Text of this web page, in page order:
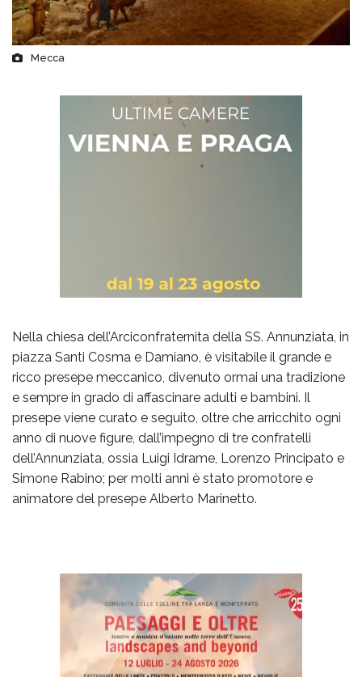
Mecca
Nella chiesa dell’Arciconfraternita della SS. Annunziata, in
piazza Santi Cosma e Damiano, è visitabile il grande e
ricco presepe meccanico, divenuto ormai una tradizione
e sempre in grado di affascinare adulti e bambini. Il
presepe viene curato e seguito, oltre che arricchito ogni
anno di nuove figure, dall’impegno di tre confratelli
dell’Annunziata, ossia Luigi Idrame, Lorenzo Principato e
Simone Rabino; per molti anni è stato promotore e
animatore del presepe Alberto Marinetto.